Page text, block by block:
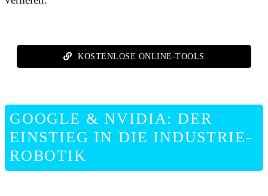
KOSTENLOSE ONLINE-TOOLS
GOOGLE & NVIDIA: DER
EINSTIEG IN DIE INDUSTRIE-
ROBOTIK